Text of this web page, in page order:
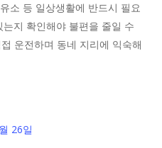
소 등 일상생활에 반드시 필요
지 확인해야 불편을 줄일 수
운전하며 동네 지리에 익숙해
26일